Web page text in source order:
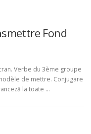
Fond
Verbe du 3ème groupe
de mettre. Conjugare
la toate …